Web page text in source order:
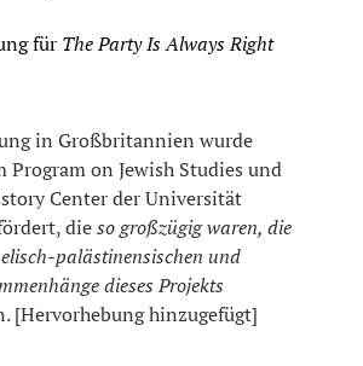
für The Party Is Always Right
in Großbritannien wurde
on Jewish Studies und
Center der Universität
dieso großzügig waren, die
palästinensischen und
dieses Projekts
[Hervorhebung hinzugefügt]